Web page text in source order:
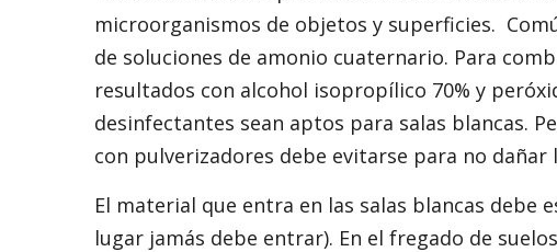
microorganismos de objetos y superficies.
de soluciones de amonio cuaternario. Para
resultados con alcohol isopropílico 70% y
desinfectantes sean aptos para salas blancas.
con pulverizadores debe evitarse para no dañar
El material que entra en las salas blancas
lugar jamás debe entrar). En el fregado de